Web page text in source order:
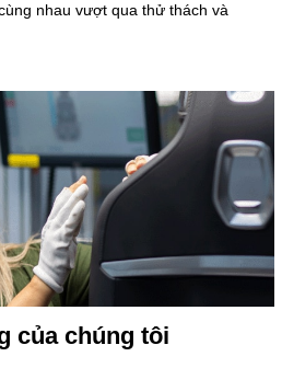
nhau vượt qua thử thách và
của chúng tôi